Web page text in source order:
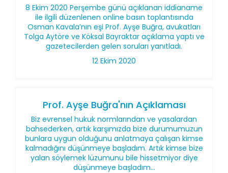
8 Ekim 2020 Perşembe günü açıklanan iddianame
ile ilgili düzenlenen online basın toplantısında
Osman Kavala’nın eşi Prof. Ayşe Buğra, avukatları
Tolga Aytöre ve Köksal Bayraktar açıklama yaptı ve
gazetecilerden gelen soruları yanıtladı.
12 Ekim 2020
Prof. Ayşe Buğra'nın Açıklaması
Biz evrensel hukuk normlarından ve yasalardan
bahsederken, artık karşımızda bize durumumuzun
bunlara uygun olduğunu anlatmaya çalışan kimse
kalmadığını düşünmeye başladım. Artık kimse bize
yalan söylemek lüzumunu bile hissetmiyor diye
düşünmeye başladım...